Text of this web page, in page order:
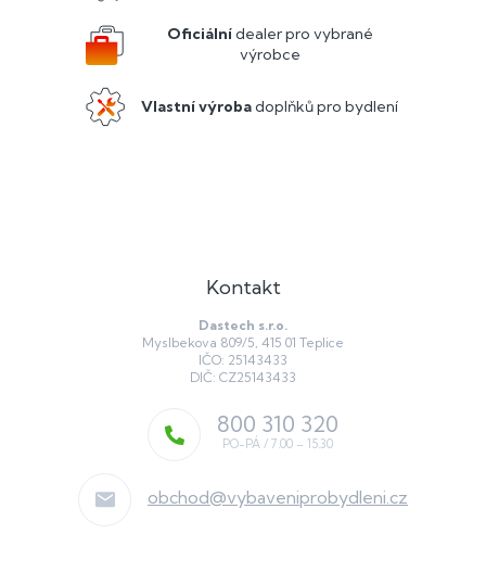
Oficiálnídealer pro vybrané
výrobce
Vlastní výrobadoplňků pro bydlení
Kontakt
Dastech s.r.o.
Myslbekova 809/5, 415 01 Teplice
IČO: 25143433
DIČ: CZ25143433
obchod@vybaveniprobydleni.cz
800 310 320